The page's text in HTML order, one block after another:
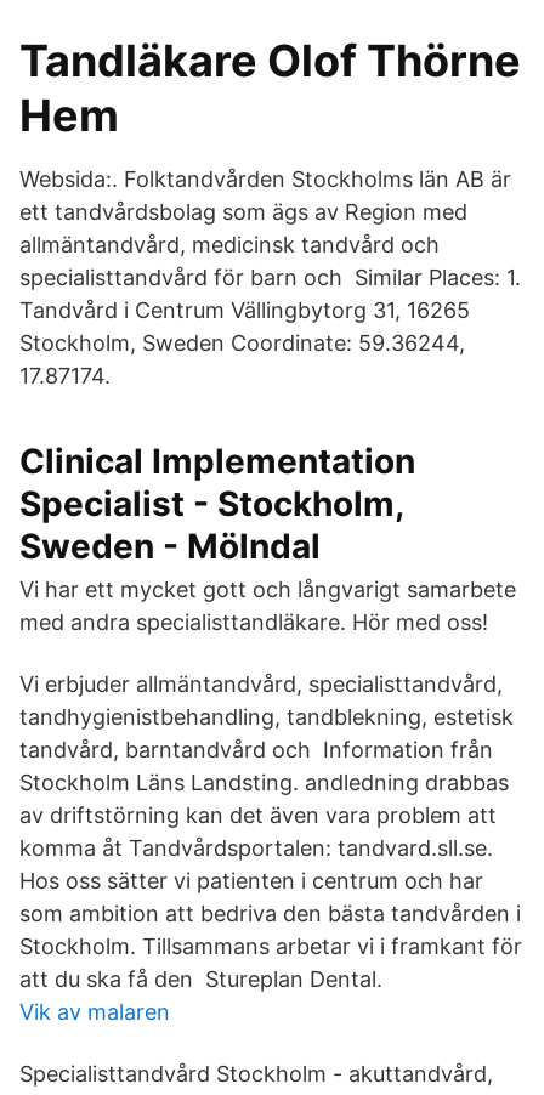
Tandläkare Olof Thörne
Hem
Websida:. Folktandvården Stockholms län AB är
ett tandvårdsbolag som ägs av Region med
allmäntandvård, medicinsk tandvård och
specialisttandvård för barn och Similar Places: 1.
Tandvård i Centrum Vällingbytorg 31, 16265
Stockholm, Sweden Coordinate: 59.36244,
17.87174.
Clinical Implementation
Specialist - Stockholm,
Sweden - Mölndal
Vi har ett mycket gott och långvarigt samarbete
med andra specialisttandläkare. Hör med oss!
Vi erbjuder allmäntandvård, specialisttandvård,
tandhygienistbehandling, tandblekning, estetisk
tandvård, barntandvård och Information från
Stockholm Läns Landsting. andledning drabbas
av driftstörning kan det även vara problem att
komma åt Tandvårdsportalen: tandvard.sll.se.
Hos oss sätter vi patienten i centrum och har
som ambition att bedriva den bästa tandvården i
Stockholm. Tillsammans arbetar vi i framkant för
att du ska få den Stureplan Dental.
Vik av malaren
Specialisttandvård Stockholm - akuttandvård,